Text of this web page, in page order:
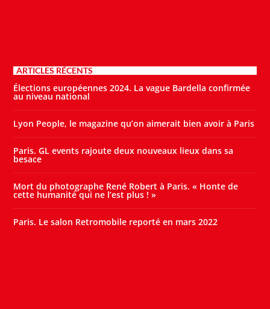
ARTICLES RÉCENTS
Élections européennes 2024. La vague Bardella confirmée
au niveau national
Lyon People, le magazine qu’on aimerait bien avoir à Paris
Paris. GL events rajoute deux nouveaux lieux dans sa
besace
Mort du photographe René Robert à Paris. « Honte de
cette humanité qui ne l’est plus ! »
Paris. Le salon Retromobile reporté en mars 2022